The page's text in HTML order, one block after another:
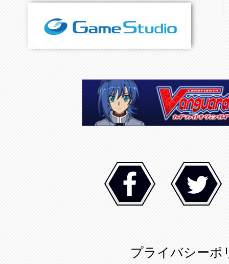
プライバシーポ